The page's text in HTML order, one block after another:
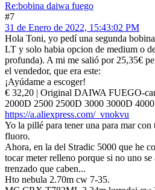
Re:bobina daiwa fuego
#7
31 de Enero de 2022, 15:43:02 PM
Hola Toni, yo pedí una segunda
LT y solo habia opcion de medium o
profunda). A mi me salió por 25,35€
el vendedor, que era este:
¡Ayúdame a escoger!
€ 32,20 | Original DAIWA FUEGO-
2000D 2500 2500D 3000 3000D
https://a.aliexpress.com/_vnokvu
Yo la pillé para tener una para mar
fluoro.
Ahora, en la del Stradic 5000 que he
tocar meter relleno porque si no uno
trenzado que caben...
Hto nebula 2.70m cw 7-35.